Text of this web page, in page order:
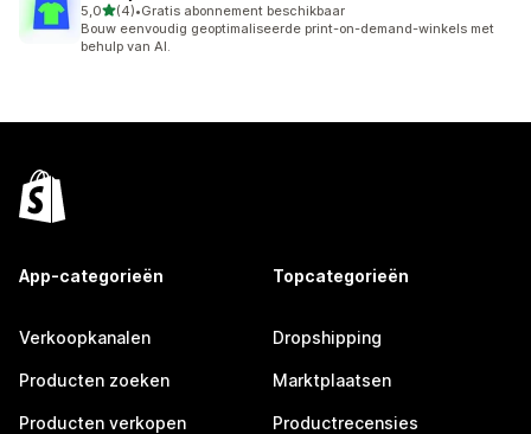
5,0van 5 sterren
(4)
4 recensies in totaal
•Gratis abonnement beschikbaar
Bouw eenvoudig geoptimaliseerde print-on-demand-winkels met
behulp van AI.
App-categorieën
Verkoopkanalen
Producten zoeken
Producten verkopen
Topcategorieën
Dropshipping
Marktplaatsen
Productrecensies